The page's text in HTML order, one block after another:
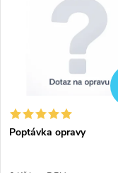
í
p
Abecedně
s
Poptávka opravy